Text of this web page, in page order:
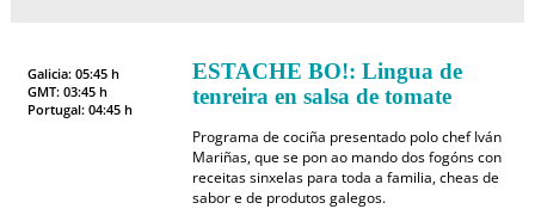
Galicia: 05:45 h
GMT: 03:45 h
Portugal: 04:45 h
ESTACHE BO!: Lingua de
tenreira en salsa de tomate
Programa de cociña presentado polo chef Iván
Mariñas, que se pon ao mando dos fogóns con
receitas sinxelas para toda a familia, cheas de
sabor e de produtos galegos.